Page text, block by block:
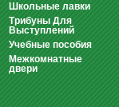
Школьные лавки
Трибуны Для
Выступлений
Учебные пособия
Межкомнатные
двери